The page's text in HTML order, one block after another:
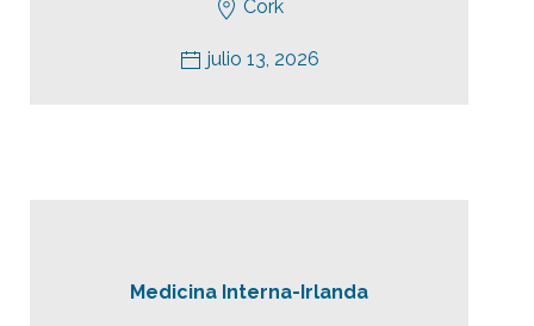
Cork
julio 13, 2026
Medicina Interna-Irlanda